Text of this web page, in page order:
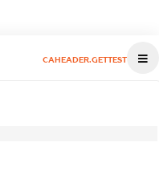
CAHEADER.GETTEST